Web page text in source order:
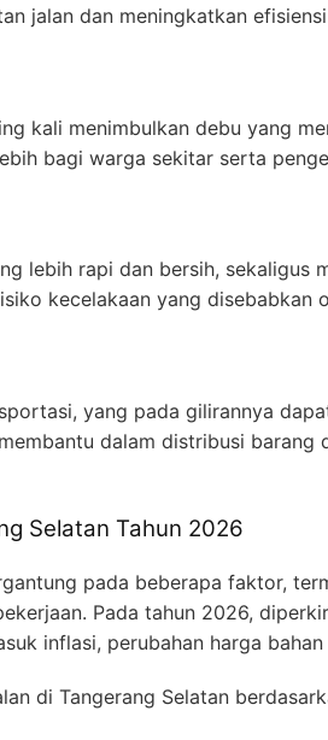
jalan dan meningkatkan
kali menimbulkan debu yang
bagi warga sekitar serta
lebih rapi dan bersih, sekaligus
kecelakaan yang disebabkan
yang pada gilirannya
dalam distribusi barang
Selatan Tahun 2026
pada beberapa faktor,
Pada tahun 2026,
inflasi, perubahan harga
di Tangerang Selatan